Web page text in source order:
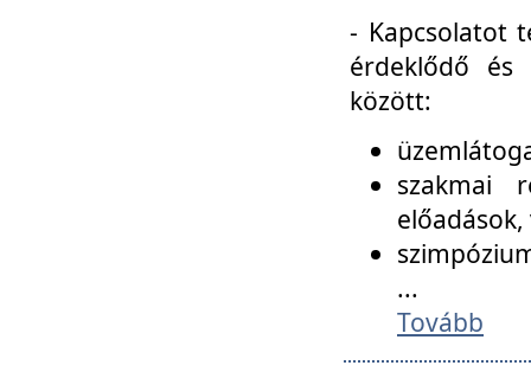
- Kapcsolatot
érdeklődő és
között:
szakmai
...
Tovább